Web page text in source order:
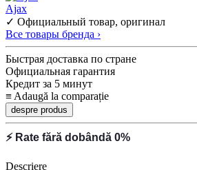
Ajax
✓ Официальный товар, оригинал
Все товары бренда ›
Быстрая доставка по стране
Официальная гарантия
Кредит за 5 минут
≡ Adaugă la comparație
despre produs
⚡ Rate fără dobândă 0%
Descriere